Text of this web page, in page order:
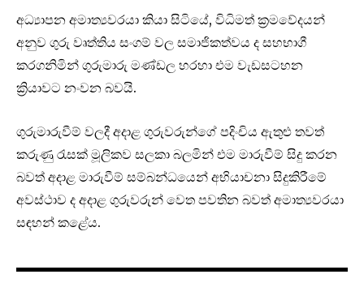
අධ්‍යාපන අමාත්‍යවරයා කියා සිටියේ, විධිමත් ක්‍රමවේදයන්
අනුව ගුරු වෘත්තිය සංගම් වල සමාජිකත්වය ද සහභාගී
කරගනිමින් ගුරුමාරු මණ්ඩල හරහා එම වැඩසටහන
ක්‍රියාවට නංවන බවයි.
ගුරුමාරුවීම් වලදී අදාළ ගුරුවරුන්ගේ පදිංචිය ඇතුළු තවත්
කරුණු රැසක් මූලිකව සලකා බලමින් එම මාරුවීම් සිදු කරන
බවත් අදාළ මාරුවීම් සම්බන්ධයෙන් අභියාචනා සිදුකිරීමේ
අවස්ථාව ද අදාළ ගුරුවරුන් වෙත පවතින බවත් අමාත්‍යවරයා
සඳහන් කළේය.